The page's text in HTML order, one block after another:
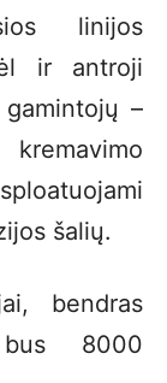
linijos
ir antroji
–
šalių.
bendras
8000